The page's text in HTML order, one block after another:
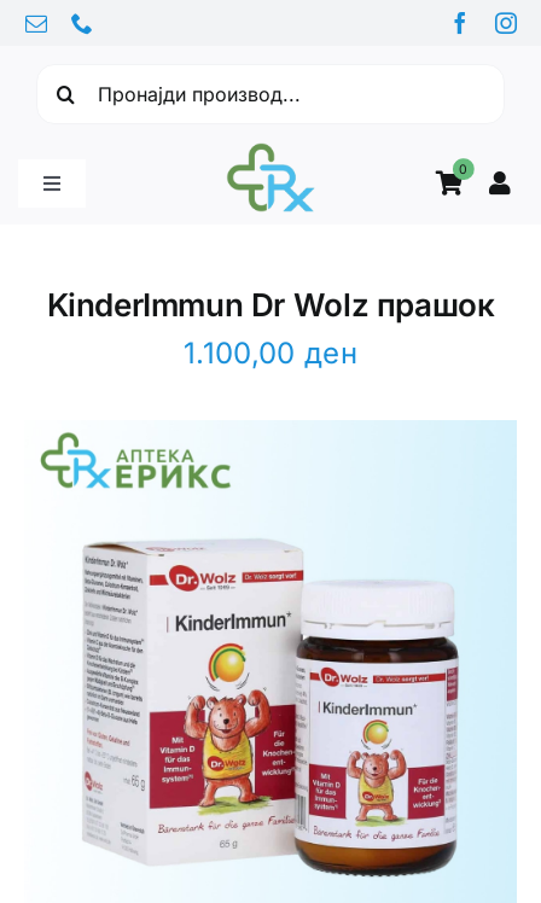
Skip
content
0
Toggle
Интимно здравје
Лична хигиена
Медицински апрати
Нега на кожа
KinderImmun Dr Wolz прашок
1.100,00ден